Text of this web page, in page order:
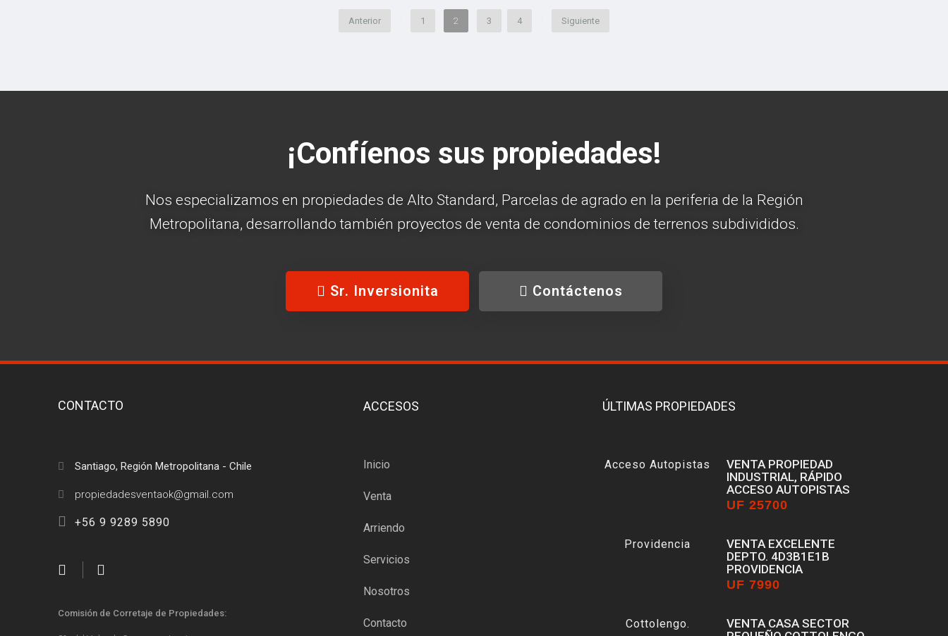
Anterior 1 2 3 4 Siguiente
¡Confíenos sus propiedades!
Nos especializamos en propiedades de Alto Standard, Parcelas de agrado en la periferia de la Región
Metropolitana, desarrollando también proyectos de venta de condominios de terrenos subdivididos.
Sr. Inversionita Contáctenos
CONTACTO
Santiago, Región Metropolitana - Chile
+56 9 9289 5890
Comisión de Corretaje de Propiedades:
ACCESOS
Inicio
Venta
Arriendo
Servicios
Nosotros
Contacto
ÚLTIMAS PROPIEDADES
VENTA PROPIEDAD
INDUSTRIAL, RÁPIDO
ACCESO AUTOPISTAS
Estación Central
UF 25700
VENTA EXCELENTE
DEPTO. 4D3B1E1B
PROVIDENCIA
Providencia
UF 7990
VENTA CASA SECTOR